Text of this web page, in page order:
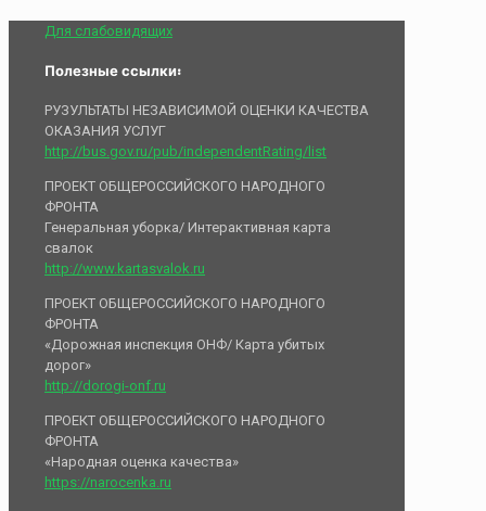
Для слабовидящих
Полезные ссылки:
РУЗУЛЬТАТЫ НЕЗАВИСИМОЙ ОЦЕНКИ КАЧЕСТВА
ОКАЗАНИЯ УСЛУГ
http://bus.gov.ru/pub/independentRating/list
ПРОЕКТ ОБЩЕРОССИЙСКОГО НАРОДНОГО
ФРОНТА
Генеральная уборка/ Интерактивная карта
свалок
http://www.kartasvalok.ru
ПРОЕКТ ОБЩЕРОССИЙСКОГО НАРОДНОГО
ФРОНТА
«Дорожная инспекция ОНФ/ Карта убитых
дорог»
http://dorogi-onf.ru
ПРОЕКТ ОБЩЕРОССИЙСКОГО НАРОДНОГО
ФРОНТА
«Народная оценка качества»
https://narocenka.ru